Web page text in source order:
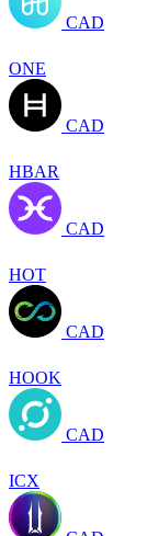
CAD
ONE
CAD
HBAR
CAD
HOT
CAD
HOOK
CAD
ICX